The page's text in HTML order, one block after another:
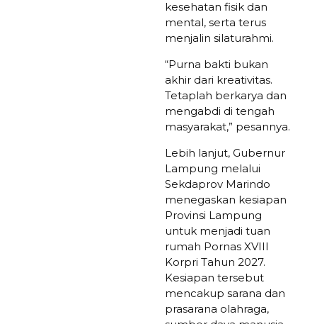
kesehatan fisik dan
mental, serta terus
menjalin silaturahmi.
“Purna bakti bukan
akhir dari kreativitas.
Tetaplah berkarya dan
mengabdi di tengah
masyarakat,” pesannya.
Lebih lanjut, Gubernur
Lampung melalui
Sekdaprov Marindo
menegaskan kesiapan
Provinsi Lampung
untuk menjadi tuan
rumah Pornas XVIII
Korpri Tahun 2027.
Kesiapan tersebut
mencakup sarana dan
prasarana olahraga,